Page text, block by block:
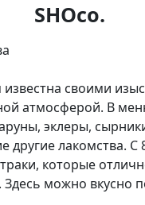
SHOco.
известна своими
атмосферой. В
эклеры,
другие лакомства. С
которые
можно вкусно